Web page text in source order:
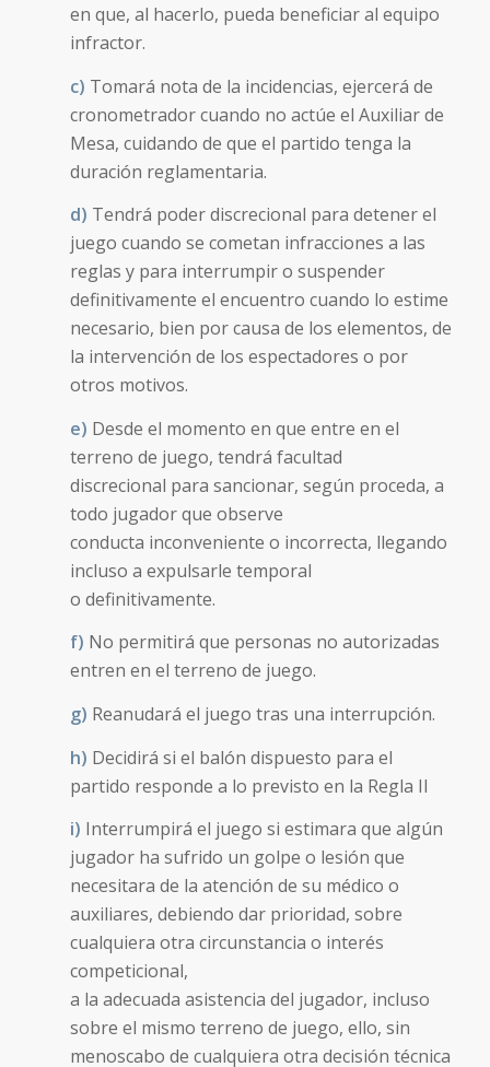
en que, al hacerlo, pueda beneficiar al equipo
infractor.
c) Tomará nota de la incidencias, ejercerá de
cronometrador cuando no actúe el Auxiliar de
Mesa, cuidando de que el partido tenga la
duración reglamentaria.
d) Tendrá poder discrecional para detener el
juego cuando se cometan infracciones a las
reglas y para interrumpir o suspender
definitivamente el encuentro cuando lo estime
necesario, bien por causa de los elementos, de
la intervención de los espectadores o por
otros motivos.
e) Desde el momento en que entre en el
terreno de juego, tendrá facultad
discrecional para sancionar, según proceda, a
todo jugador que observe
conducta inconveniente o incorrecta, llegando
incluso a expulsarle temporal
o definitivamente.
f) No permitirá que personas no autorizadas
entren en el terreno de juego.
g) Reanudará el juego tras una interrupción.
h) Decidirá si el balón dispuesto para el
partido responde a lo previsto en la Regla II
i) Interrumpirá el juego si estimara que algún
jugador ha sufrido un golpe o lesión que
necesitara de la atención de su médico o
auxiliares, debiendo dar prioridad, sobre
cualquiera otra circunstancia o interés
competicional,
a la adecuada asistencia del jugador, incluso
sobre el mismo terreno de juego, ello, sin
menoscabo de cualquiera otra decisión técnica